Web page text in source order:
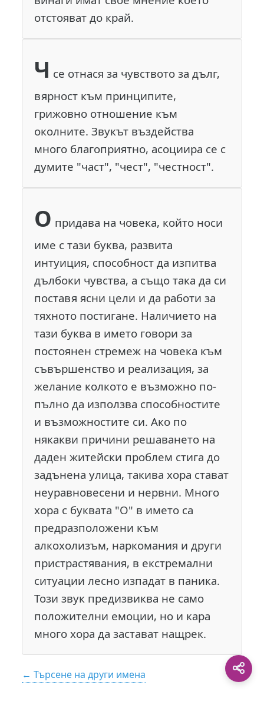
отстояват до край.
Ч се отнася за чувството за дълг,
вярност към принципите,
грижовно отношение към
околните. Звукът въздейства
много благоприятно, асоциира се с
думите "част", "чест", "честност".
О придава на човека, който носи
име с тази буква, развита
интуиция, способност да изпитва
дълбоки чувства, а също така да си
поставя ясни цели и да работи за
тяхното постигане. Наличието на
тази буква в името говори за
постоянен стремеж на човека към
съвършенство и реализация, за
желание колкото е възможно по-
пълно да използва способностите
и възможностите си. Ако по
някакви причини решаването на
даден житейски проблем стига до
задънена улица, такива хора стават
неуравновесени и нервни. Много
хора с буквата "О" в името са
предразположени към
алкохолизъм, наркомания и други
пристрастявания, в екстремални
ситуации лесно изпадат в паника.
Този звук предизвиква не само
положителни емоции, но и кара
много хора да застават нащрек.
← Търсене на други имена